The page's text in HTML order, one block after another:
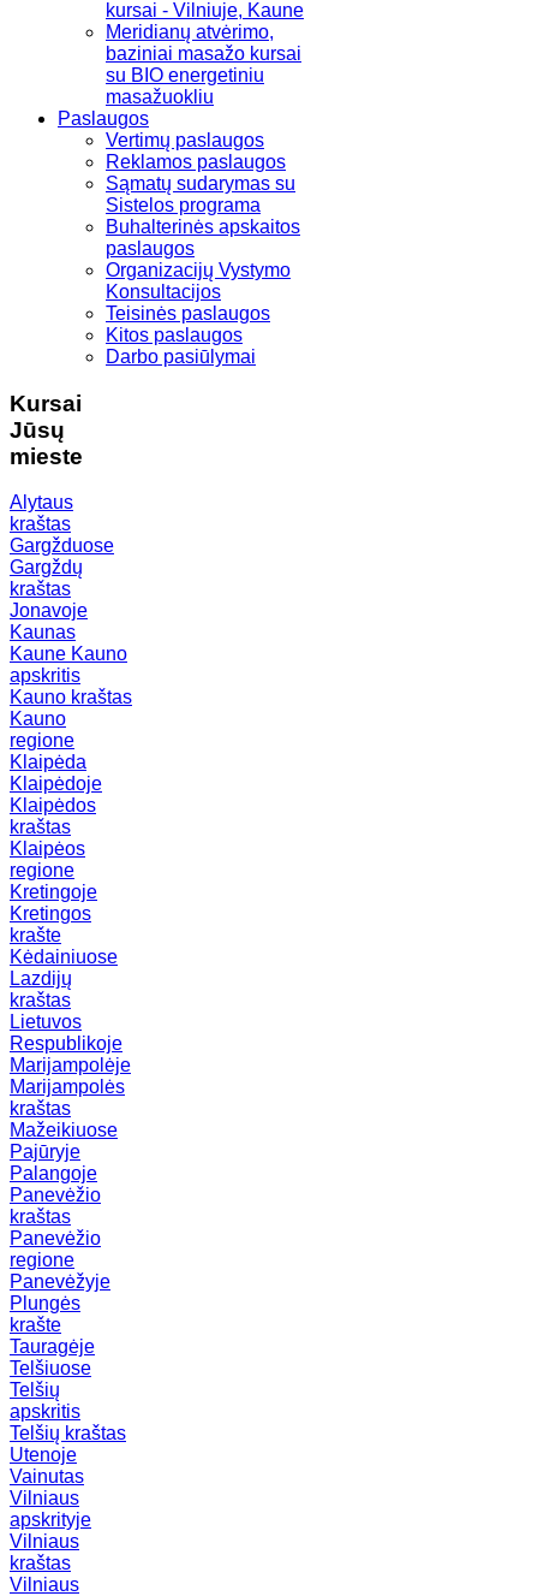
kursai - Vilniuje, Kaune
Meridianų atvėrimo,
baziniai masažo kursai
su BIO energetiniu
masažuokliu
Paslaugos
Vertimų paslaugos
Reklamos paslaugos
Sąmatų sudarymas su
Sistelos programa
Buhalterinės apskaitos
paslaugos
Organizacijų Vystymo
Konsultacijos
Teisinės paslaugos
Kitos paslaugos
Darbo pasiūlymai
Kursai
Jūsų
mieste
Alytaus
kraštas
Gargžduose
Gargždų
kraštas
Jonavoje
Kaunas
Kaune Kauno
apskritis
Kauno kraštas
Kauno
regione
Klaipėda
Klaipėdoje
Klaipėdos
kraštas
Klaipėos
regione
Kretingoje
Kretingos
krašte
Kėdainiuose
Lazdijų
kraštas
Lietuvos
Respublikoje
Marijampolėje
Marijampolės
kraštas
Mažeikiuose
Pajūryje
Palangoje
Panevėžio
kraštas
Panevėžio
regione
Panevėžyje
Plungės
krašte
Tauragėje
Telšiuose
Telšių
apskritis
Telšių kraštas
Utenoje
Vainutas
Vilniaus
apskrityje
Vilniaus
kraštas
Vilniaus